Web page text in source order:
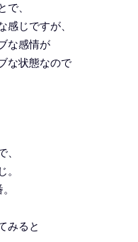
、
じですが、
な感情が
な状態なので
みると